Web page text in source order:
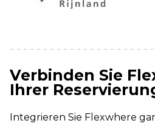
Verbinden Sie
Ihrer
Integrieren Sie Flexwhere